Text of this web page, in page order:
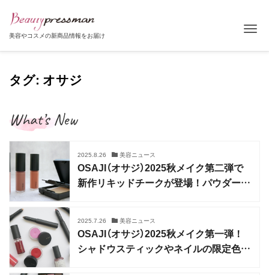
美容やコスメの新商品情報をお届け
タグ: オサジ
What’s New
2025.8.26 美容ニュース
OSAJI（オサジ）2025秋メイク第二弾で
新作リキッドチークが登場！パウダーも
2025.7.26 美容ニュース
OSAJI（オサジ）2025秋メイク第一弾！
シャドウスティックやネイルの限定色も